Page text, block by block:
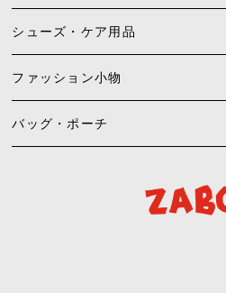
シューズ・ケア用品
ファッション小物
バッグ・ポーチ